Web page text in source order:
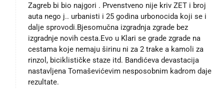
Zagreb bi bio najgori . Prvenstveno nije kriv ZET i broj
auta nego j.. urbanisti i 25 godina urbonocida koji se i
dalje sprovodi.Bjesomučna izgradnja zgrade bez
izgradnje novih cesta.Evo u Klari se grade zgrade na
cestama koje nemaju širinu ni za 2 trake a kamoli za
rinzol, biciklističke staze itd. Bandićeva devastacija
nastavljena Tomaševićevim nesposobnim kadrom daje
rezultate.